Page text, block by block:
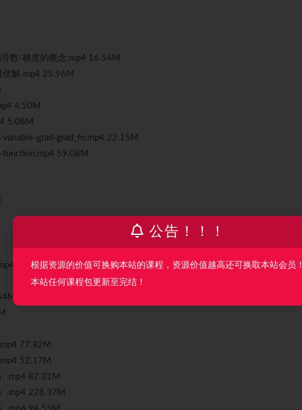
数-梯度的概念.mp4 16.54M
解.mp4 25.96M
4.50M
5.08M
grad-grad_fn.mp4 22.15M
function.mp4 59.08M
52.23M
77.82M
52.17M
.mp4 82.21M
.mp4 228.37M
公告！！！
根据资源的价值可换购本站的课程，资源价值越高还可换取本站会员！
本站任何课程包更新至完结！